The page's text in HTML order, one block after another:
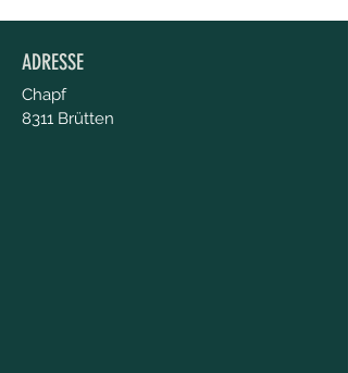
ADRESSE
Chapf
8311 Brütten